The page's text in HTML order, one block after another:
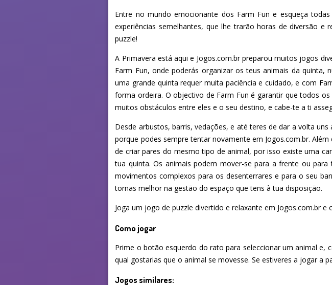
Entre no mundo emocionante dos Farm Fun e esqueça
experiências semelhantes, que lhe trarão horas de diversão
puzzle!
A Primavera está aqui e Jogos.com.br preparou muitos jogos
Farm Fun, onde poderás organizar os teus animais da
uma grande quinta requer muita paciência e cuidado, e com
forma ordeira. O objectivo de Farm Fun é garantir que todos
muitos obstáculos entre eles e o seu destino, e cabe-te a ti
Desde arbustos, barris, vedações, e até teres de dar a volta
porque podes sempre tentar novamente em Jogos.com.br.
de criar pares do mesmo tipo de animal, por isso existe uma
tua quinta. Os animais podem mover-se para a frente ou
movimentos complexos para os desenterrares e para o seu
tornas melhor na gestão do espaço que tens à tua disposição.
Joga um jogo de puzzle divertido e relaxante em Jogos.com.br
Como jogar
Prime o botão esquerdo do rato para seleccionar um animal
qual gostarias que o animal se movesse. Se estiveres a jogar a
Jogos similares: